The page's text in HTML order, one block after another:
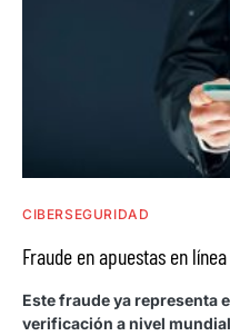
CIBERSEGURIDAD
Fraude en apuestas en
Este fraude ya representa
verificación a nivel